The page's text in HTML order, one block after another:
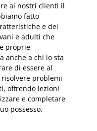
ai nostri clienti il
fatto
e dei
e adulti che
proprie
anche a chi lo sta
di essere al
problemi
offrendo lezioni
e completare
possesso.